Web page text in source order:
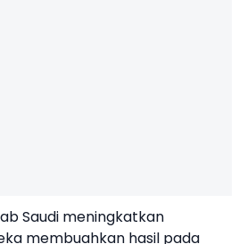
Saudi meningkatkan
membuahkan hasil pada